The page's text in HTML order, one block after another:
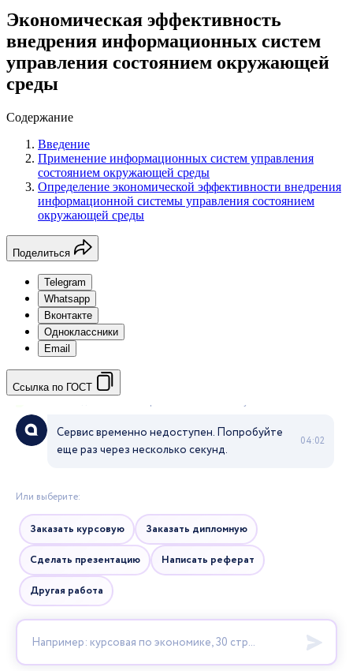
Экономическая эффективность
внедрения информационных систем
управления состоянием окружающей
среды
Содержание
Введение
Применение информационных систем управления
состоянием окружающей среды
Определение экономической эффективности внедрения
информационной системы управления состоянием
окружающей среды
Поделиться
Telegram
Whatsapp
Вконтакте
Одноклассники
Email
Ссылка по ГОСТ